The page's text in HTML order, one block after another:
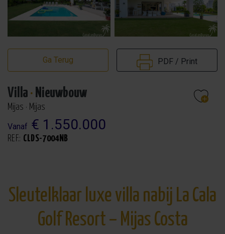
Ga Terug PDF / Print
Villa · Nieuwbouw
Mijas · Mijas
Vanaf € 1.550.000
REF.: CLDS-7004NB
Sleutelklaar luxe villa nabij La Cala
Golf Resort – Mijas Costa